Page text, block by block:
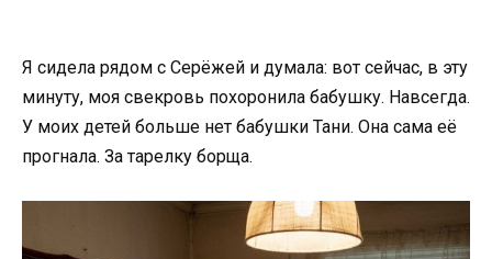
Я сидела рядом с Серёжей и думала: вот сейчас, в эту
минуту, моя свекровь похоронила бабушку. Навсегда.
У моих детей больше нет бабушки Тани. Она сама её
прогнала. За тарелку борща.